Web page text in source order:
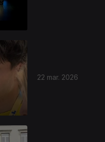
22 mar. 2026